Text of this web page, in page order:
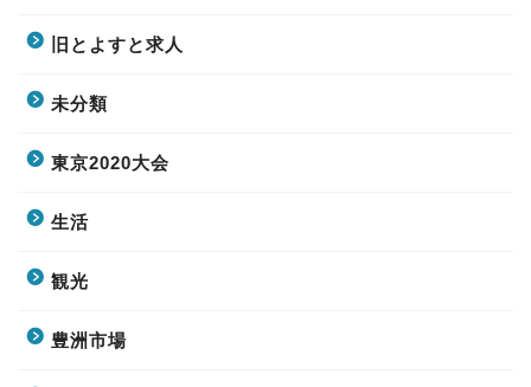
旧とよすと求人
未分類
東京2020大会
生活
観光
豊洲市場